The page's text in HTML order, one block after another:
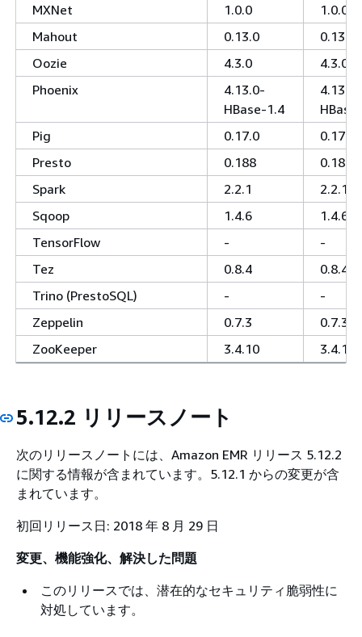
MXNet
1.0.0
1.0.0
Mahout
0.13.0
0.13.0
Oozie
4.3.0
4.3.0
Phoenix
4.13.0-
HBase-1.4
4.13.0-
Pig
0.17.0
0.17.0
Presto
0.188
0.188
Spark
2.2.1
2.2.1
Sqoop
1.4.6
1.4.6
TensorFlow
-
-
Tez
0.8.4
0.8.4
Trino (PrestoSQL)
-
-
Zeppelin
0.7.3
0.7.3
ZooKeeper
3.4.10 3.4.10
5.12.2 リリースノート
次のリリースノートには、Amazon EMR リリース 5.12.2
に関する情報が含まれています。5.12.1 からの変更が含
まれています。
初回リリース日: 2018 年 8 月 29 日
変更、機能強化、解決した問題
このリリースでは、潜在的なセキュリティ脆弱性に
対処しています。